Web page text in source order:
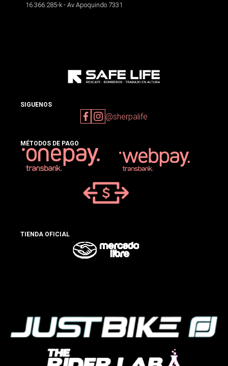
16.366.285-k - Av Apoquindo 7331
SIGUENOS
@sherpalife
MÉTODOS DE PAGO
TIENDA OFICIAL